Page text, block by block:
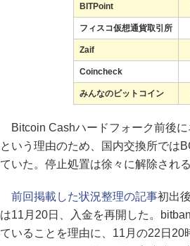
BITPoint
フィスコ仮想通貨取引所
Zaif
Coincheck
みんなのビットコイン
Bitcoin Cashハードフォーク前後
という理由のため、国内交換所では
ていた。停止処置は徐々に解除され
前回掲載した状況整理の記事初出
は11月20日、入金を再開した。
ていることを理由に、11月の22日20